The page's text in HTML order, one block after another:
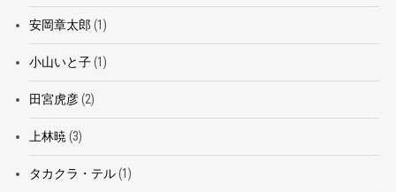
安岡章太郎 (1)
小山いと子(1)
田宮虎彦(2)
上林暁 (3)
タカクラ・テル(1)